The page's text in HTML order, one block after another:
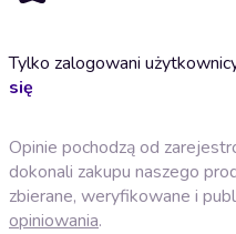
Tylko zalogowani
się
Opinie pochodzą od
dokonali zakupu naszego
zbierane, weryfikowane i
opiniowania.